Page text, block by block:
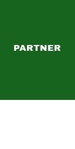
PARTNER